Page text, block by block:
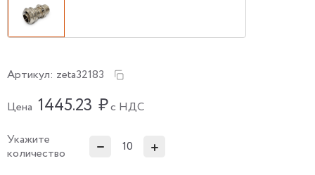
Артикул: zeta32183
Цена 1445.23 ₽с НДС
Укажите
количество